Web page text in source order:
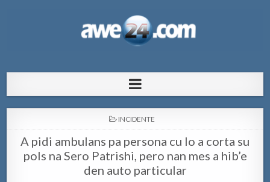
pa Aruba
POSTED
INCIDENTE
A pidi ambulans pa persona cu lo a corta su
pols na Sero Patrishi, pero nan mes a hib’e
den auto particular